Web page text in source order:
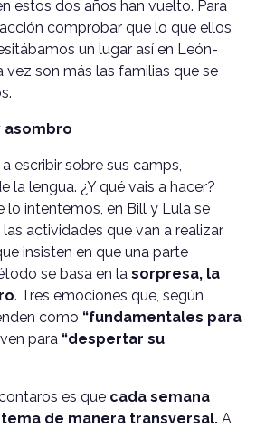
estos dos años han vuelto. Para
comprobar que lo que ellos
un lugar así en León-
vez son más las familias que se
asombro
escribir sobre sus camps,
la lengua. ¿Y qué vais a hacer?
lo intentemos, en Bill y Lula se
actividades que van a realizar
insisten en que una parte
se basa en la sorpresa, la
. Tres emociones que, según
como “fundamentales para
para “despertar su
es que cada semana
de manera transversal. A